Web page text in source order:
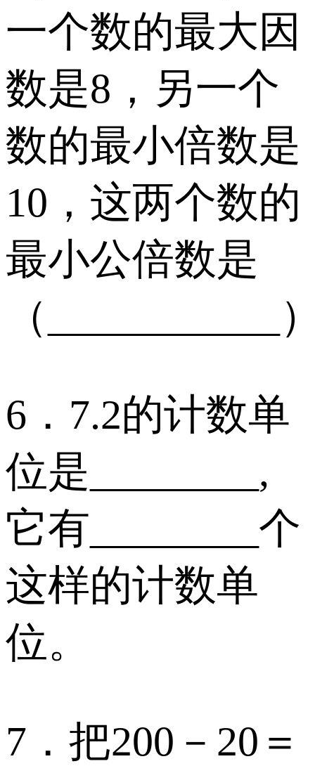
一个数的最大因
数是8，另一个
数的最小倍数是
10，这两个数的
最小公倍数是
（___________
6．7.2的计数单
位是________,
它有________个
这样的计数单
位。
7．把200－20＝